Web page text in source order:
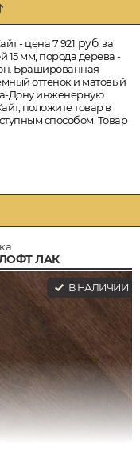
- цена 7 921 руб.за
15 мм, порода дерева -
Брашированная
оттенок и матовый
Дону инженерную
положите товар в
способом. Товар
ЛОФТ ЛАК
В НАЛИЧИИ